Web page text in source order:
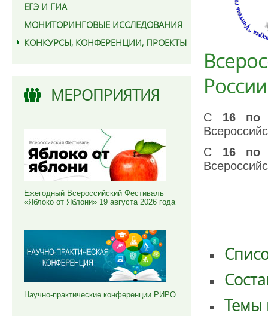
ЕГЭ И ГИА
МОНИТОРИНГОВЫЕ ИССЛЕДОВАНИЯ
КОНКУРСЫ, КОНФЕРЕНЦИИ, ПРОЕКТЫ
МЕРОПРИЯТИЯ
Ежегодный Всероссийский Фестиваль
«Яблоко от Яблони» 19 августа 2026 года
Научно-практические конференции РИРО
С 16 по
С 16 по
Темы